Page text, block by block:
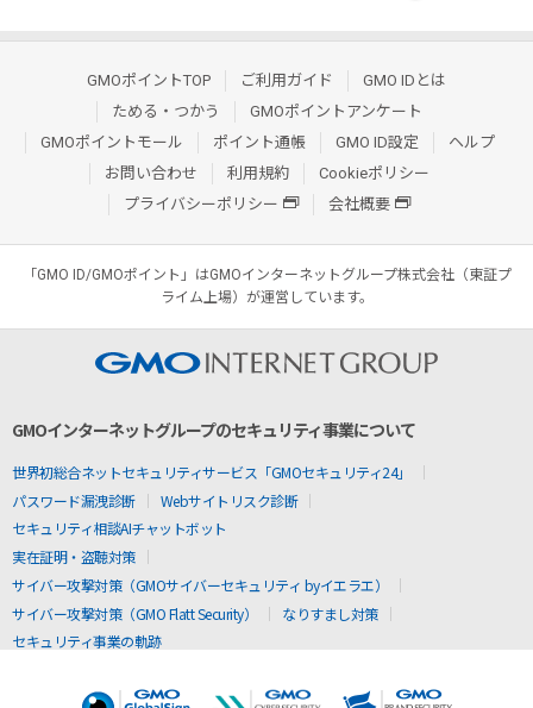
GMOポイントTOP ご利用ガイド
GMO IDとは
ためる・つかう
GMOポイントアンケート
GMOポイントモール
ポイント通帳 GMO ID設定
ヘルプ
お問い合わせ
利用規約
Cookieポリシー
プライバシーポリシー
会社概要
「GMO ID/GMOポイント」はGMOインターネットグループ株式会社（東証プ
ライム上場）が運営しています。
GMOインターネットグループのセキュリティ事業について
世界初総合ネットセキュリティサービス「GMOセキュリティ24」
パスワード漏洩診断
Webサイトリスク診断
セキュリティ相談AIチャットボット
実在証明・盗聴対策
サイバー攻撃対策（GMOサイバーセキュリティ byイエラエ）
サイバー攻撃対策（GMO Flatt Security）
なりすまし対策
セキュリティ事業の軌跡